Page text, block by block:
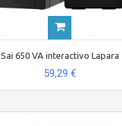
Sai 650 VA interactivo Lapara
59,29 €